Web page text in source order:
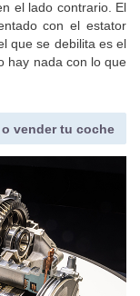
el lado contrario. El
con el estator
que se debilita es el
hay nada con lo que
vender tu coche